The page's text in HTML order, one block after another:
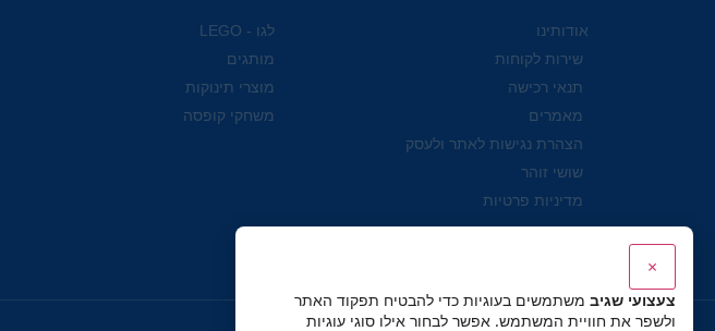
אודותינו
שירות לקוחות
תנאי רכישה
מאמרים
הצהרת נגישות לאתר ולעסק
שושי זוהר
מדיניות פרטיות
לגו - LEGO
מותגים
מוצרי תינוקות
משחקי קופסה
×
צעצועי שגיב משתמשים בעוגיות כדי להבטיח תפקוד האתר
ולשפר את חוויית המשתמש. אפשר לבחור אילו סוגי עוגיות